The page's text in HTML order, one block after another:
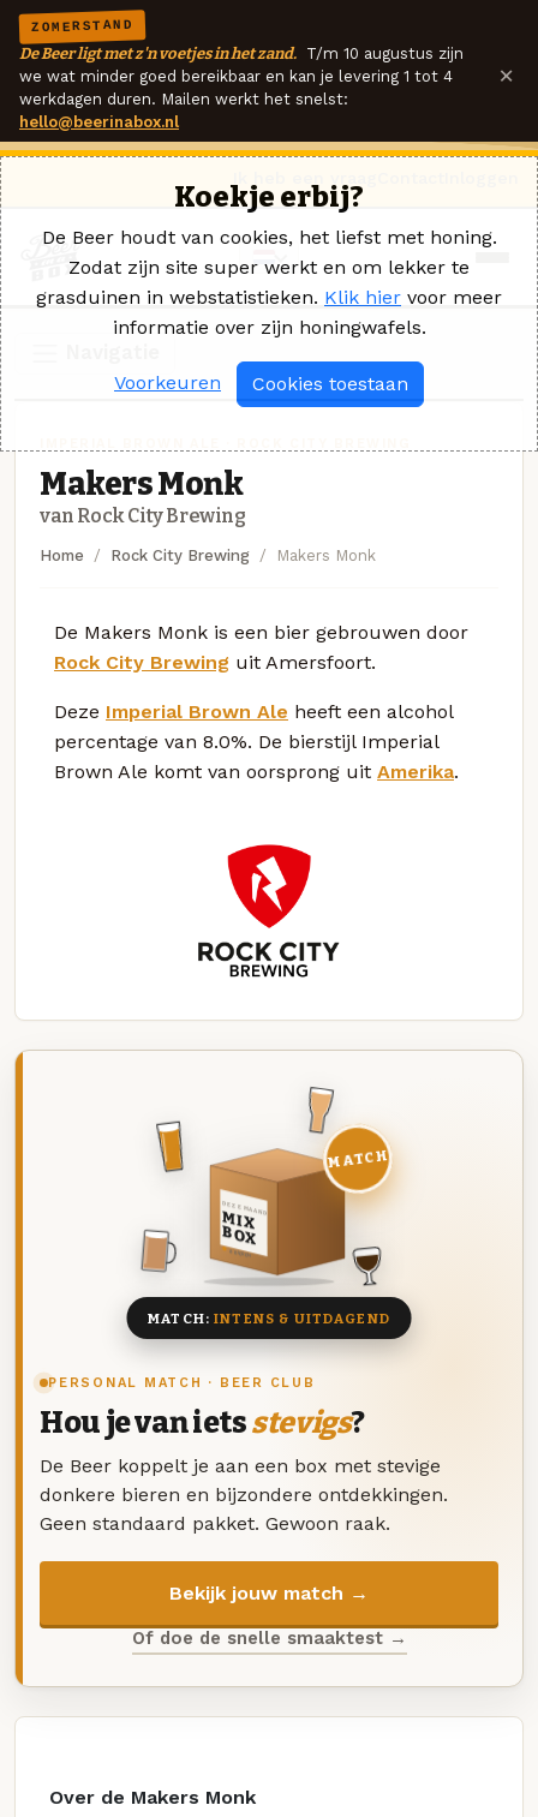
ZOMERSTAND
De Beer ligt met z'n voetjes in het zand. T/m 10 augustus zijn
we wat minder goed bereikbaar en kan je levering 1 tot 4
werkdagen duren. Mailen werkt het snelst:
hello@beerinabox.nl
×
Makers Monk
van Rock City Brewing
Home Rock City Brewing Makers Monk
De Makers Monk is een bier gebrouwen door
Rock City Brewing uit Amersfoort.
Deze Imperial Brown Ale heeft een alcohol
percentage van 8.0%. De bierstijl Imperial
Brown Ale komt van oorsprong uit Amerika.
PERSONAL MATCH · BEER CLUB
Hou je van ietsstevigs?
De Beer koppelt je aan een box met stevige
donkere bieren en bijzondere ontdekkingen.
Geen standaard pakket. Gewoon raak.
Bekijk jouw match →
Of doe de snelle smaaktest →
DEZE MAAND
MIX
BOX
8 BIEREN
MATCH
MATCH:INTENS & UITDAGEND
Over de Makers Monk
Koekje erbij?
De Beer houdt van cookies, het liefst met honing.
Zodat zijn site super werkt en om lekker te
grasduinen in webstatistieken. Klik hier voor meer
informatie over zijn honingwafels.
Voorkeuren Cookies toestaan